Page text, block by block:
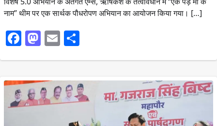
नाम” थीम पर एक सार्थक पौधरोपण अभियान का आयोजन किया गया। […]
Facebook
Mastodon
Email